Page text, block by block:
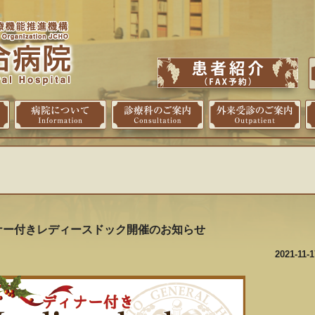
ー付きレディースドック開催のお知らせ
2021-11-